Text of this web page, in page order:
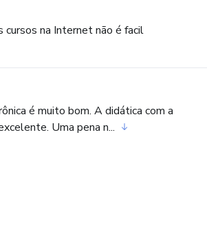
na Internet não é facil
é muito bom. A didática com a
Uma pena n...